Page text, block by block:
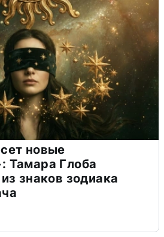
новые
Тамара Глоба
знаков зодиака